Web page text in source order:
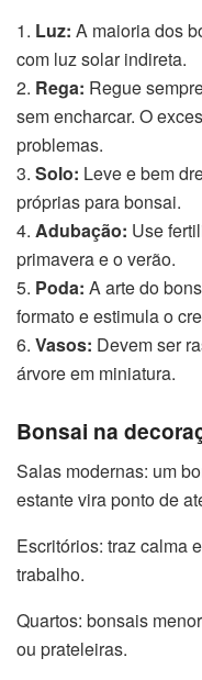
1. Luz: A maioria dos
com luz solar indireta.
2. Rega: Regue
sem encharcar. O
problemas.
3. Solo: Leve e bem
próprias para bonsai.
4. Adubação: Use
primavera e o verão.
5. Poda: A arte do
formato e estimula o
6. Vasos: Devem ser
árvore em miniatura.
Bonsai na
Salas modernas: um
estante vira ponto de
Escritórios: traz calma
trabalho.
Quartos: bonsais
ou prateleiras.